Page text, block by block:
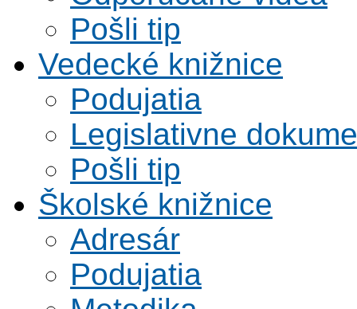
Pošli tip
Vedecké knižnice
Podujatia
Legislativne
Pošli tip
Školské knižnice
Adresár
Podujatia